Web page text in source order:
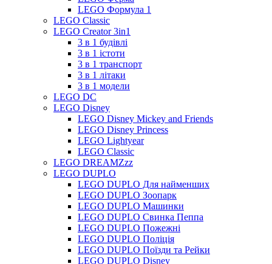
LEGO Формула 1
LEGO Classic
LEGO Creator 3in1
3 в 1 будівлі
3 в 1 істоти
3 в 1 транспорт
3 в 1 літаки
3 в 1 модели
LEGO DC
LEGO Disney
LEGO Disney Mickey and Friends
LEGO Disney Princess
LEGO Lightyear
LEGO Classic
LEGO DREAMZzz
LEGO DUPLO
LEGO DUPLO Для найменших
LEGO DUPLO Зоопарк
LEGO DUPLO Машинки
LEGO DUPLO Свинка Пеппа
LEGO DUPLO Пожежні
LEGO DUPLO Поліція
LEGO DUPLO Поїзди та Рейки
LEGO DUPLO Disney